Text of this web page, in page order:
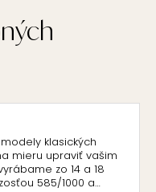
klasických
mieru upraviť vašim
zo 14 a 18
585/1000 a